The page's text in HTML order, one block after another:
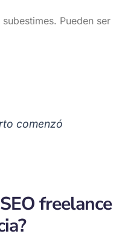
Pueden ser
comenzó
freelance